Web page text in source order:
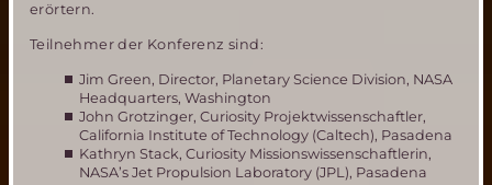
erörtern.
Teilnehmer der Konferenz sind:
Jim Green, Director, Planetary Science Division, NASA
Headquarters, Washington
John Grotzinger, Curiosity Projektwissenschaftler,
California Institute of Technology (Caltech), Pasadena
Kathryn Stack, Curiosity Missionswissenschaftlerin,
NASA’s Jet Propulsion Laboratory (JPL), Pasadena